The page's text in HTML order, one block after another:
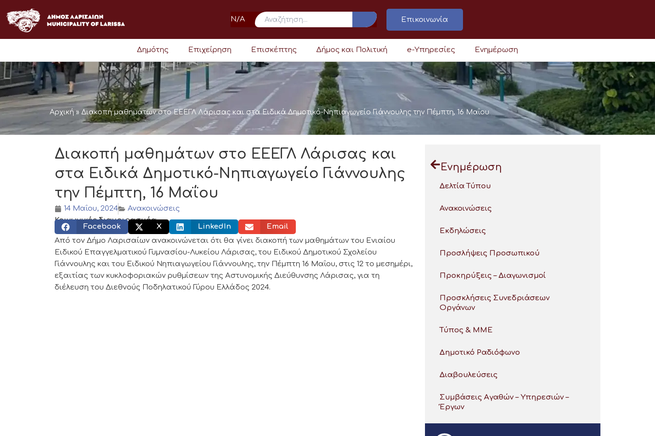
στο
περιεχόμενο
N/A Επικοινωνία
Δημότης Επιχείρηση Επισκέπτης Δήμος και Πολιτική e-Υπηρεσίες Ενημέρωση
Αρχική » Διακοπή μαθημάτων στο ΕΕΕΓΛ Λάρισας και στα Ειδικά Δημοτικό-Νηπιαγωγείο Γιάννουλης την Πέμπτη, 16 Μαΐου
Διακοπή μαθημάτων στο ΕΕΕΓΛ Λάρισας και
στα Ειδικά Δημοτικό-Νηπιαγωγείο Γιάννουλης
την Πέμπτη, 16 Μαΐου
14 Μαΐου, 2024
Ανακοινώσεις
Κοινωνικός διαμοιρασμός:
Facebook X LinkedIn
Email
Από τον Δήμο Λαρισαίων ανακοινώνεται ότι θα γίνει διακοπή των μαθημάτων του Ενιαίου
Ειδικού Επαγγελματικού Γυμνασίου-Λυκείου Λάρισας, του Ειδικού Δημοτικού Σχολείου
Γιάννουλης και του Ειδικού Νηπιαγωγείου Γιάννουλης, την Πέμπτη 16 Μαΐου, στις 12 το μεσημέρι,
εξαιτίας των κυκλοφοριακών ρυθμίσεων της Αστυνομικής Διεύθυνσης Λάρισας, για τη
διέλευση του Διεθνούς Ποδηλατικού Γύρου Ελλάδος 2024.
Ενημέρωση
Δελτία Τύπου
Ανακοινώσεις
Εκδηλώσεις
Προσλήψεις Προσωπικού
Προκηρύξεις – Διαγωνισμοί
Προσκλήσεις Συνεδριάσεων
Οργάνων
Τύπος & ΜΜΕ
Δημοτικό Ραδιόφωνο
Διαβουλεύσεις
Συμβάσεις Αγαθών – Υπηρεσιών –
Έργων